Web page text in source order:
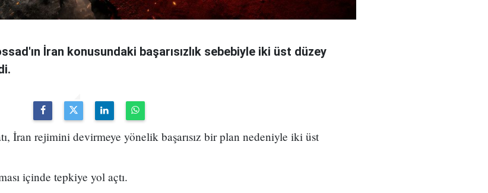
İran konusundaki başarısızlık sebebiyle iki üst düzey
İran rejimini devirmeye yönelik başarısız bir plan nedeniyle iki üst
içinde tepkiye yol açtı.